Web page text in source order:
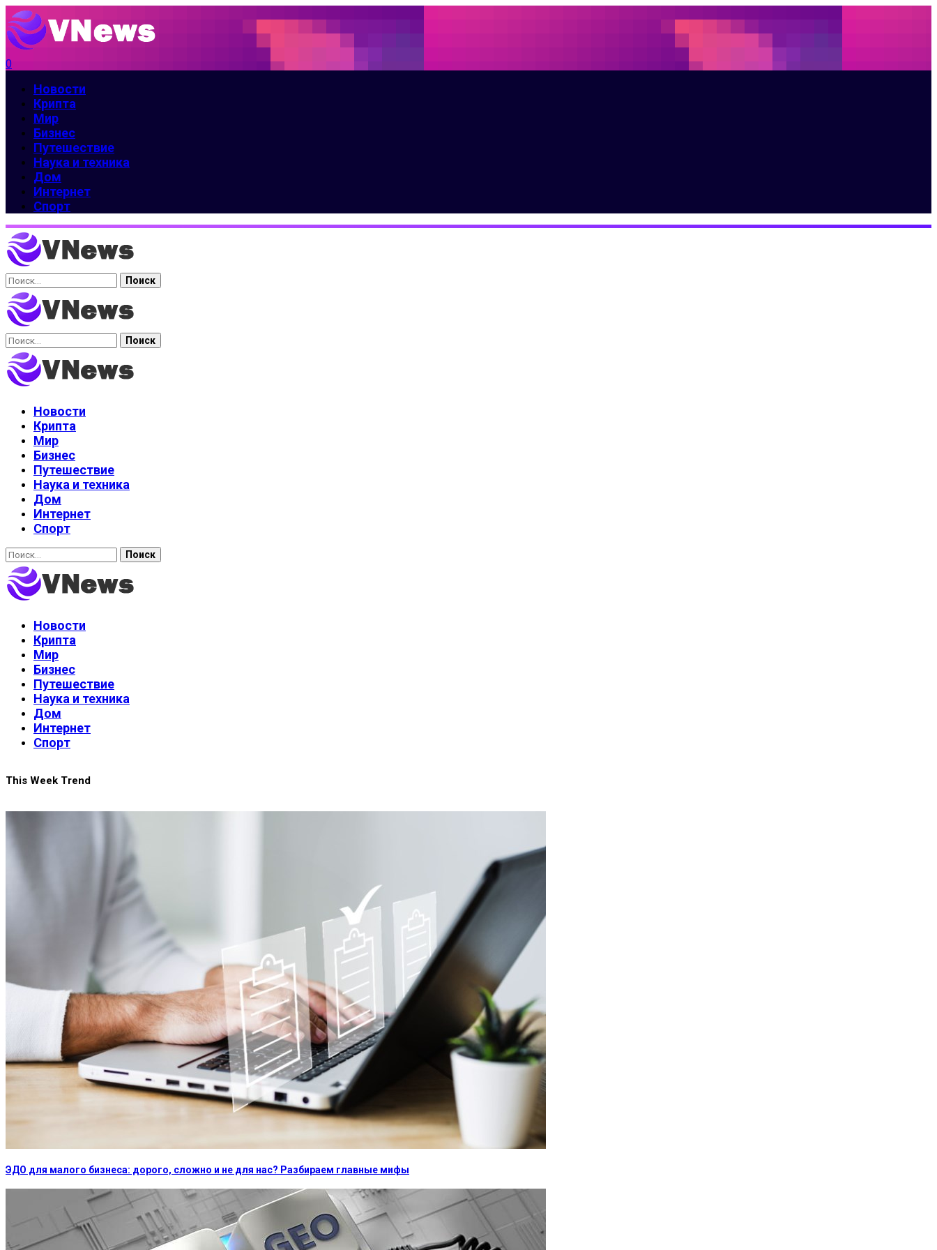
0
Новости
Крипта
Мир
Бизнес
Путешествие
Наука и техника
Дом
Интернет
Спорт
Найти:
Найти:
Новости
Крипта
Мир
Бизнес
Путешествие
Наука и техника
Дом
Интернет
Спорт
Найти:
Новости
Крипта
Мир
Бизнес
Путешествие
Наука и техника
Дом
Интернет
Спорт
This Week Trend
ЭДО для малого бизнеса: дорого, сложно и не для нас? Разбираем главные мифы